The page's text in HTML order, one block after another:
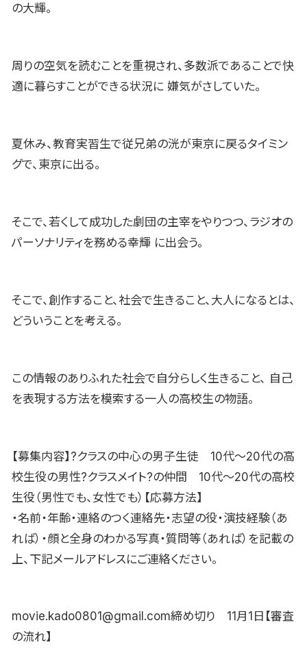
の大輝。
周りの空気を読むことを重視され、多数派であることで快
適に暮らすことができる状況に 嫌気がさしていた。
夏休み、教育実習生で従兄弟の洸が東京に戻るタイミン
グで、東京に出る。
そこで、若くして成功した劇団の主宰をやりつつ、ラジオの
パーソナリティを務める幸輝 に出会う。
そこで、創作すること、社会で生きること、大人になるとは、
どういうことを考える。
この情報のありふれた社会で自分らしく生きること、 自己
を表現する方法を模索する一人の高校生の物語。
【募集内容】?クラスの中心の男子生徒 10代〜20代の高
校生役の男性?クラスメイト?の仲間 10代〜20代の高校
生役（男性でも、女性でも）【応募方法】
・名前・年齢・連絡のつく連絡先・志望の役・演技経験（あ
れば）・顔と全身のわかる写真・質問等（あれば）を記載の
上、下記メールアドレスにご連絡ください。
movie.kado0801@gmail.com締め切り 11月1日【審査
の流れ】